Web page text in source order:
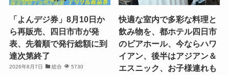
「よんデジ券」8月10日か
ら再販売、四日市市が発
表、先着順で発行総額に到
達次第終了
2026年8月7日 総合 5730
快適な室内で多彩な料理と
飲み物を、都ホテル四日市
のビアホール、今ならハワ
イアン、後半はアジアン＆
エスニック、お子様連れも